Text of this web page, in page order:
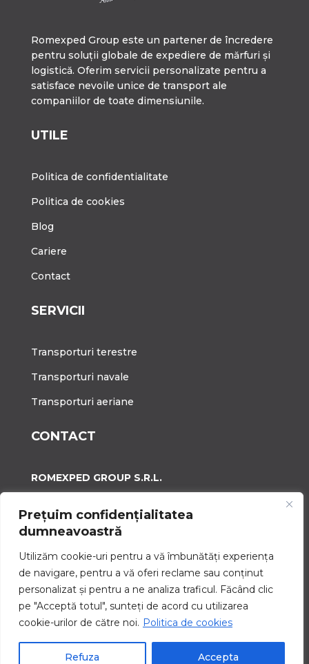
Prețuim confidențialitatea
dumneavoastră
Utilizăm cookie-uri pentru a vă îmbunătăți experiența
de navigare, pentru a vă oferi reclame sau conținut
personalizat și pentru a ne analiza traficul. Făcând clic
pe "Acceptă totul", sunteți de acord cu utilizarea
cookie-urilor de către noi. Politica de cookies
Refuza Accepta
Romexped Group este un partener de încredere
pentru soluții globale de expediere de mărfuri și
logistică. Oferim servicii personalizate pentru a
satisface nevoile unice de transport ale
companiilor de toate dimensiunile.
UTILE
Politica de confidentialitate
Politica de cookies
Blog
Cariere
Contact
SERVICII
Transporturi terestre
Transporturi navale
Transporturi aeriane
CONTACT
ROMEXPED GROUP S.R.L.
T: 021 410 3698
E:office@romexped.ro
Copyright © 2026 Romexped Group SRL
Design with ❤️ byweb DESIGN office